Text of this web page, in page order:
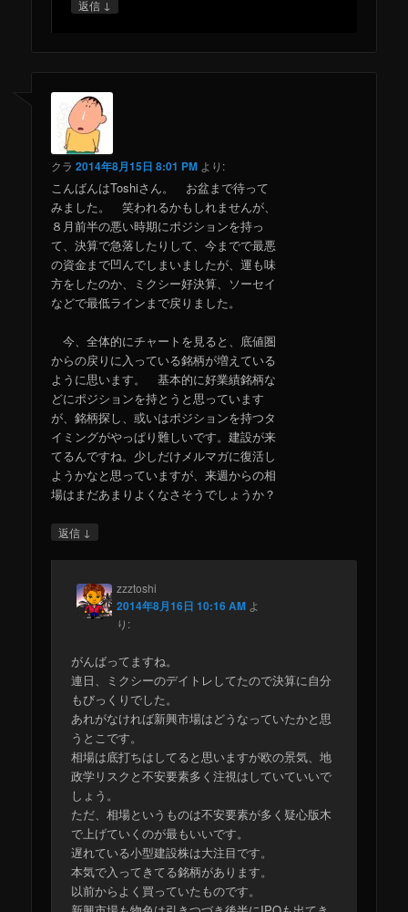
返信 ↓
クラ 2014年8月15日 8:01 PM より:
こんばんはToshiさん。 お盆まで待って
みました。 笑われるかもしれませんが、
８月前半の悪い時期にポジションを持っ
て、決算で急落したりして、今までで最悪
の資金まで凹んでしまいましたが、運も味
方をしたのか、ミクシー好決算、ソーセイ
などで最低ラインまで戻りました。
今、全体的にチャートを見ると、底値圏
からの戻りに入っている銘柄が増えている
ように思います。 基本的に好業績銘柄な
どにポジションを持とうと思っています
が、銘柄探し、或いはポジションを持つタ
イミングがやっぱり難しいです。建設が来
てるんですね。少しだけメルマガに復活し
ようかなと思っていますが、来週からの相
場はまだあまりよくなさそうでしょうか？
返信 ↓
zzztoshi
2014年8月16日 10:16 AM よ
り:
がんばってますね。
連日、ミクシーのデイトレしてたので決算に自分
もびっくりでした。
あれがなければ新興市場はどうなっていたかと思
うとこです。
相場は底打ちはしてると思いますが欧の景気、地
政学リスクと不安要素多く注視はしていていいで
しょう。
ただ、相場というものは不安要素が多く疑心版木
で上げていくのが最もいいです。
遅れている小型建設株は大注目です。
本気で入ってきてる銘柄があります。
以前からよく買っていたものです。